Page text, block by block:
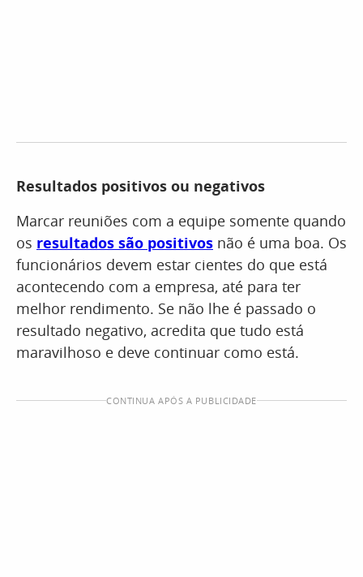
Resultados positivos ou negativos
Marcar reuniões com a equipe somente quando
os resultados são positivos não é uma boa. Os
funcionários devem estar cientes do que está
acontecendo com a empresa, até para ter
melhor rendimento. Se não lhe é passado o
resultado negativo, acredita que tudo está
maravilhoso e deve continuar como está.
CONTINUA APÓS A PUBLICIDADE